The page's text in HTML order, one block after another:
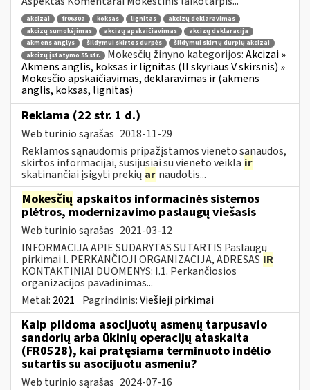
akcizai fr0630a koksas lignitas
akcizų deklaravimas
akcizų sumokėjimas
akcizų apskaičiavimas
akcizų deklaracija
akmens anglys
šildymui skirtos durpės
šildymui skirtų durpių akcizai
akcizų įstatymo 55 str.
Mokesčių žinyno kategorijos:Akcizai »
Akmens anglis, koksas ir lignitas (II skyriaus V skirsnis) »
Mokesčio apskaičiavimas, deklaravimas ir (akmens
anglis, koksas, lignitas)
Reklama (22 str. 1 d.)
Web turinio sąrašas 2018-11-29
Reklamos sąnaudomis pripažįstamos vieneto sąnaudos,
skirtos informacijai, susijusiai su vieneto veikla ir
skatinančiai įsigyti prekių ar naudotis...
Mokesčių apskaitos informacinės sistemos
plėtros, modernizavimo paslaugų viešasis
Web turinio sąrašas 2021-03-12
INFORMACIJA APIE SUDARYTAS SUTARTIS Paslaugų
pirkimai I. PERKANČIOJI ORGANIZACIJA, ADRESAS IR
KONTAKTINIAI DUOMENYS: I.1. Perkančiosios
organizacijos pavadinimas...
Metai: 2021 Pagrindinis:Viešieji pirkimai
Kaip pildoma asocijuotų asmenų tarpusavio
sandorių arba ūkinių operacijų ataskaita
(FR0528), kai pratęsiama terminuoto indėlio
sutartis su asocijuotu asmeniu?
Web turinio sąrašas 2024-07-16